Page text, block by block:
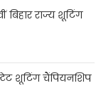
बिहार राज्य शूटिंग
शूटिंग चैंपियनशिप